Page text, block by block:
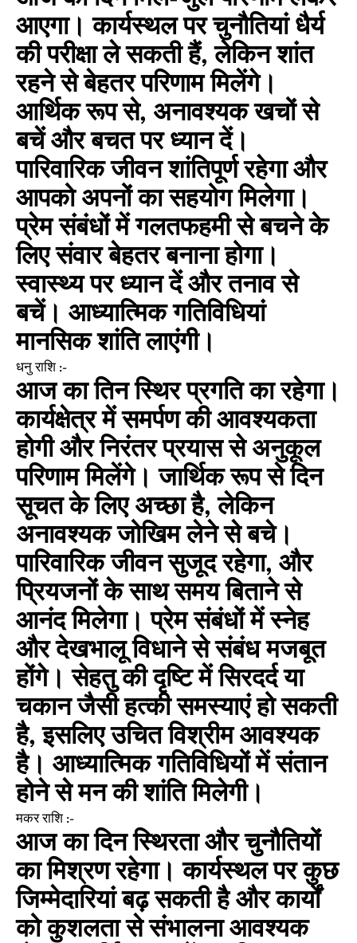
आएगा। कार्यस्थल पर चुनौतियां धैर्य
की परीक्षा ले सकती हैं, लेकिन शांत
रहने से बेहतर परिणाम मिलेंगे।
आर्थिक रूप से, अनावश्यक खचों से
बचें और बचत पर ध्यान दें।
पारिवारिक जीवन शांतिपूर्ण रहेगा और
आपको अपनों का सहयोग मिलेगा।
प्रेम संबंधों में गलतफहमी से बचने के
लिए संवार बेहतर बनाना होगा।
स्वास्थ्य पर ध्यान दें और तनाव से
बचें। आध्यात्मिक गतिविधियां
मानसिक शांति लाएंगी।
धनु राशि :-
आज का तिन स्थिर प्रगति का रहेगा।
कार्यक्षेत्र में समर्पण की आवश्यकता
होगी और निरंतर प्रयास से अनुकूल
परिणाम मिलेंगे। जार्थिक रूप से दिन
सूचत के लिए अच्छा है, लेकिन
अनावश्यक जोखिम लेने से बचे।
पारिवारिक जीवन सुजूद रहेगा, और
प्रियजनों के साथ समय बिताने से
आनंद मिलेगा। प्रेम संबंधों में स्नेह
और देखभालू विधाने से संबंध मजबूत
होंगे। सेहतु की दृष्टि में सिरदर्द या
चकान जैसी हत्की समस्याएं हो सकती
है, इसलिए उचित विश्रीम आवश्यक
है। आध्यात्मिक गतिविधियों में संतान
होने से मन की शांति मिलेगी।
मकर राशि :-
आज का दिन स्थिरता और चुनौतियों
का मिश्रण रहेगा। कार्यस्थल पर कुछ
जिम्मेदारियां बढ़ सकती है और कार्यों
को कुशलता से संभालना आवश्यक